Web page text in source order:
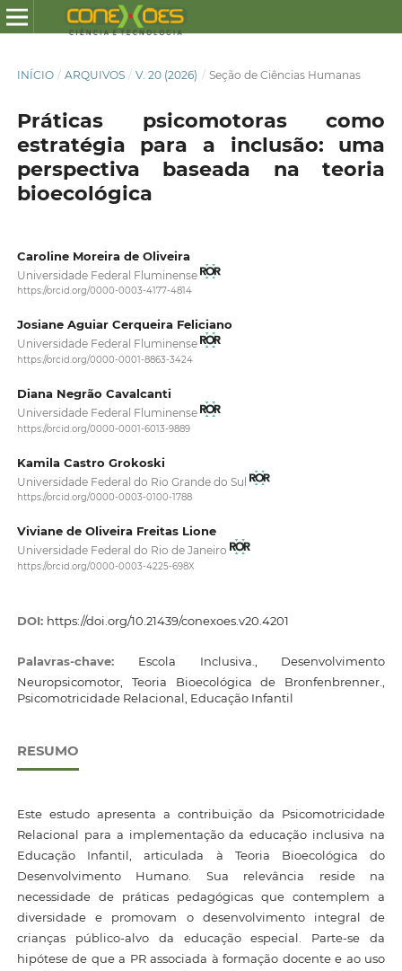
INÍCIO / ARQUIVOS / V. 20 (2026) / Seção de Ciências Humanas
Práticas psicomotoras como
estratégia para a inclusão: uma
perspectiva baseada na teoria
bioecológica
Caroline Moreira de Oliveira
Universidade Federal Fluminense
https://orcid.org/0000-0003-4177-4814
Josiane Aguiar Cerqueira Feliciano
Universidade Federal Fluminense
https://orcid.org/0000-0001-8863-3424
Diana Negrão Cavalcanti
Universidade Federal Fluminense
https://orcid.org/0000-0001-6013-9889
Kamila Castro Grokoski
Universidade Federal do Rio Grande do Sul
https://orcid.org/0000-0003-0100-1788
Viviane de Oliveira Freitas Lione
Universidade Federal do Rio de Janeiro
https://orcid.org/0000-0003-4225-698X
DOI: https://doi.org/10.21439/conexoes.v20.4201
Palavras-chave: Escola Inclusiva., Desenvolvimento
Neuropsicomotor, Teoria Bioecológica de Bronfenbrenner.,
Psicomotricidade Relacional, Educação Infantil
RESUMO
Este estudo apresenta a contribuição da Psicomotricidade
Relacional para a implementação da educação inclusiva na
Educação Infantil, articulada à Teoria Bioecológica do
Desenvolvimento Humano. Sua relevância reside na
necessidade de práticas pedagógicas que contemplem a
diversidade e promovam o desenvolvimento integral de
crianças público-alvo da educação especial. Parte-se da
hipótese de que a PR associada à formação docente e ao uso